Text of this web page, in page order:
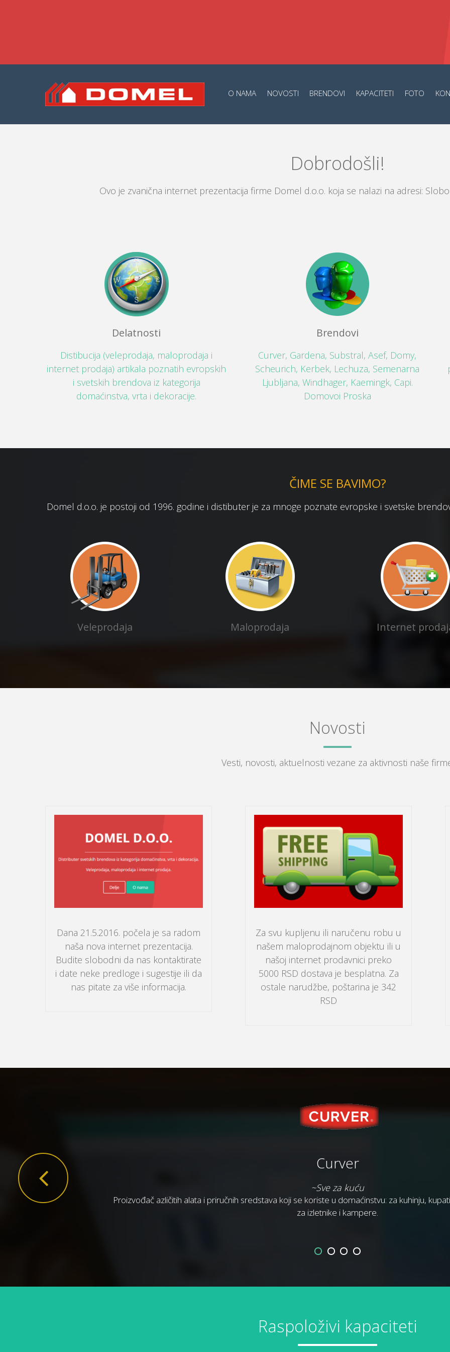
O NAMA NOVOSTI BRENDOVI KAPACITETI FOTO
Dobrodošli!
Ovo je zvanična internet prezentacija firme Domel d.o.o. koja se nalazi na adresi:
Delatnosti
Distibucija (veleprodaja, maloprodaja i
internet prodaja) artikala poznatih evropskih
i svetskih brendova iz kategorija
domaćinstva, vrta i dekoracije.
Brendovi
Curver, Gardena, Substral, Asef, Domy,
Scheurich, Kerbek, Lechuza, Semenarna
Ljubljana, Windhager, Kaemingk, Capi.
Domovoi Proska
ČIME SE BAVIMO?
Domel d.o.o. je postoji od 1996. godine i distibuter je za mnoge poznate evropske i svetske
Veleprodaja Maloprodaja Internet
Novosti
Vesti, novosti, aktuelnosti vezane za aktivnosti naše
Dana 21.5.2016. počela je sa radom
naša nova internet prezentacija.
Budite slobodni da nas kontaktirate
i date neke predloge i sugestije ili da
nas pitate za više informacija.
Za svu kupljenu ili naručenu robu u
našem maloprodajnom objektu ili u
našoj internet prodavnici preko
5000 RSD dostava je besplatna. Za
ostale narudžbe, poštarina je 342
RSD
Curver
~Sve za kuću
Proizvođač azličitih alata i priručnih sredstava koji se koriste u domaćinstvu: za kuhinju,
za izletnike i kampere.
Raspoloživi kapaciteti